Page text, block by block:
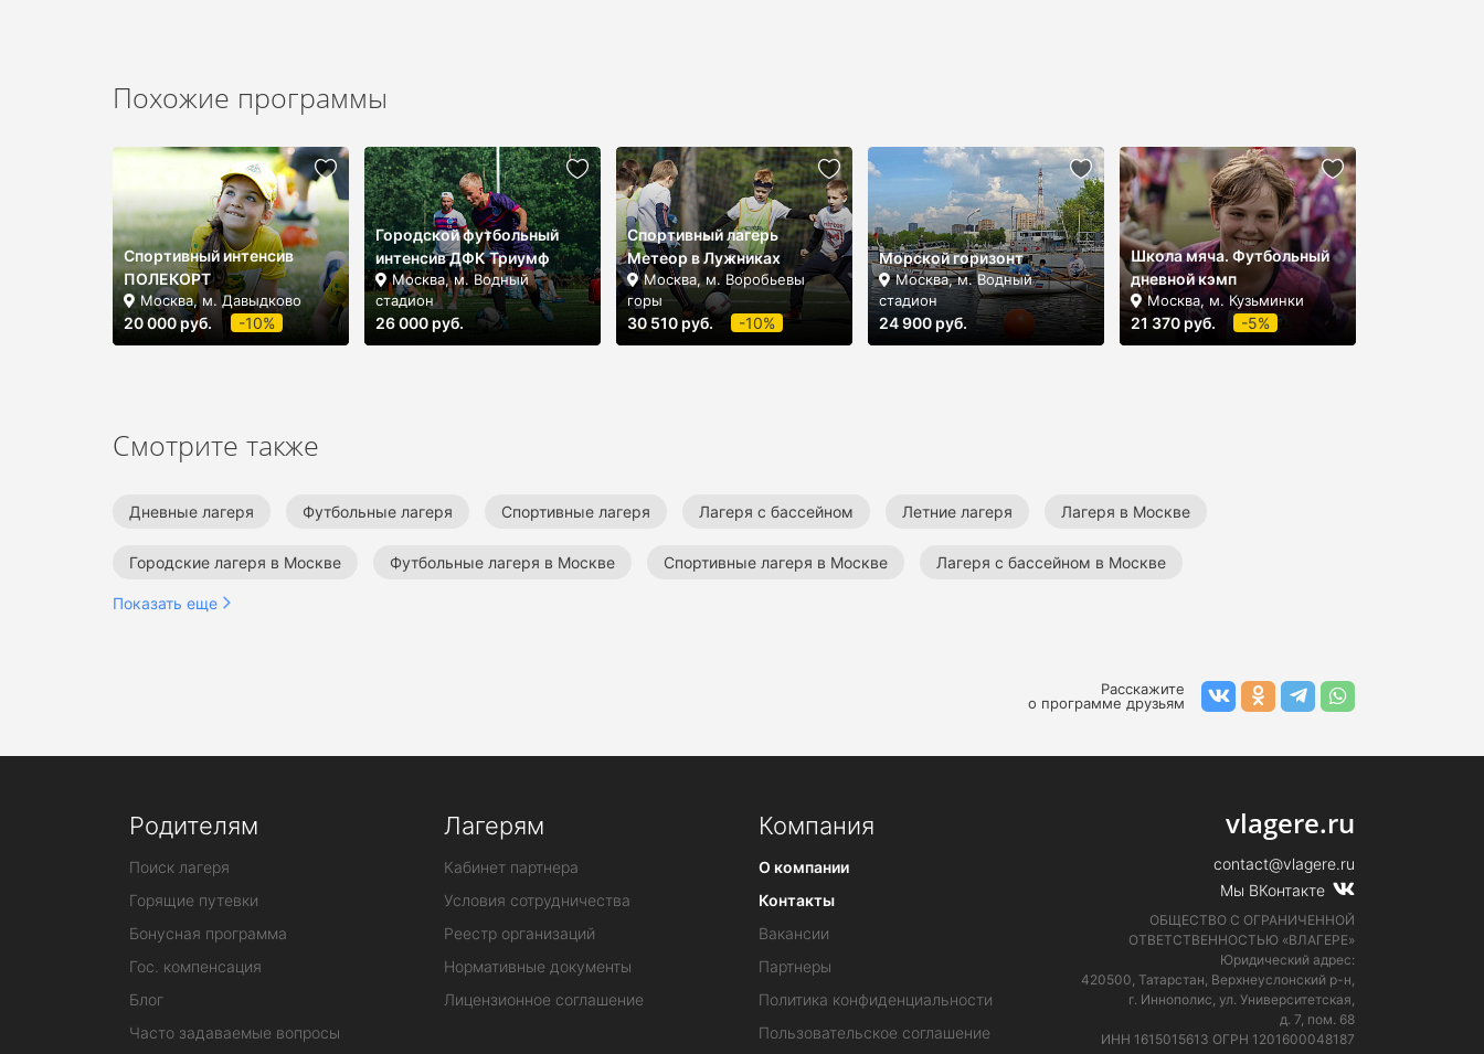
Похожие программы
Спортивный интенсив
ПОЛЕКОРТ
Москва, м. Давыдково
20 000 руб. -10%
Городской футбольный
интенсив ДФК Триумф
Москва, м. Водный
стадион
26 000 руб.
Спортивный лагерь
Метеор в Лужниках
Москва, м. Воробьевы
горы
30 510 руб. -10%
Морской горизонт
Москва, м. Водный
стадион
24 900 руб.
Школа мяча. Футбольный
дневной кэмп
Москва, м. Кузьминки
21 370 руб. -5%
Смотрите также
Дневные лагеря Футбольные лагеря Спортивные лагеря Лагеря с бассейном Летние лагеря Лагеря в Москве
Городские лагеря в Москве Футбольные лагеря в Москве Спортивные лагеря в Москве Лагеря с бассейном в Москве
Летние лагеря в Москве
Показать еще
Расскажите
о программе друзьям
Родителям
Поиск лагеря
Горящие путевки
Бонусная программа
Гос. компенсация
Блог
Часто задаваемые вопросы
Лагерям
Кабинет партнера
Условия сотрудничества
Реестр организаций
Нормативные документы
Лицензионное соглашение
Компания
О компании
Контакты
Вакансии
Партнеры
Политика конфиденциальности
Пользовательское соглашение
vlagere.ru
contact@vlagere.ru
Мы ВКонтакте
ОБЩЕСТВО С ОГРАНИЧЕННОЙ
ОТВЕТСТВЕННОСТЬЮ «ВЛАГЕРЕ»
Юридический адрес:
420500, Татарстан, Верхнеуслонский р-н,
г. Иннополис, ул. Университетская,
д. 7, пом. 68
ИНН 1615015613 ОГРН 1201600048187